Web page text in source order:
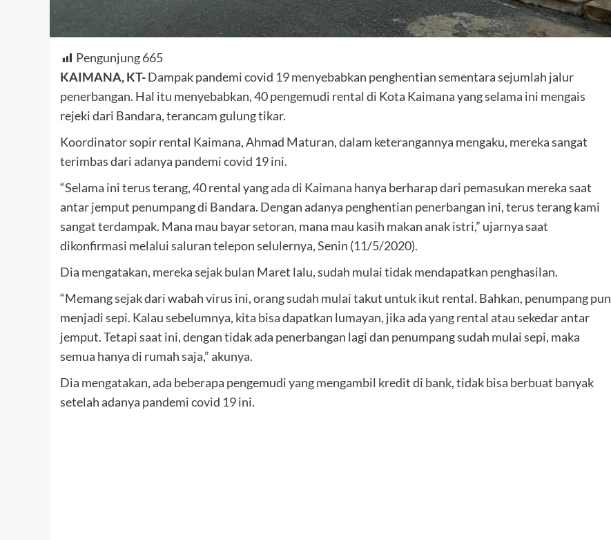
Pengunjung665
KAIMANA, KT-Dampak pandemi covid 19 menyebabkan penghentian sementara sejumlah jalur
penerbangan. Hal itu menyebabkan, 40 pengemudi rental di Kota Kaimana yang selama ini mengais
rejeki dari Bandara, terancam gulung tikar.
Koordinator sopir rental Kaimana, Ahmad Maturan, dalam keterangannya mengaku, mereka sangat
terimbas dari adanya pandemi covid 19 ini.
“Selama ini terus terang, 40 rental yang ada di Kaimana hanya berharap dari pemasukan mereka saat
antar jemput penumpang di Bandara. Dengan adanya penghentian penerbangan ini, terus terang kami
sangat terdampak. Mana mau bayar setoran, mana mau kasih makan anak istri,” ujarnya saat
dikonfirmasi melalui saluran telepon selulernya, Senin (11/5/2020).
Dia mengatakan, mereka sejak bulan Maret lalu, sudah mulai tidak mendapatkan penghasilan.
“Memang sejak dari wabah virus ini, orang sudah mulai takut untuk ikut rental. Bahkan, penumpang pun
menjadi sepi. Kalau sebelumnya, kita bisa dapatkan lumayan, jika ada yang rental atau sekedar antar
jemput. Tetapi saat ini, dengan tidak ada penerbangan lagi dan penumpang sudah mulai sepi, maka
semua hanya di rumah saja,” akunya.
Dia mengatakan, ada beberapa pengemudi yang mengambil kredit di bank, tidak bisa berbuat banyak
setelah adanya pandemi covid 19 ini.